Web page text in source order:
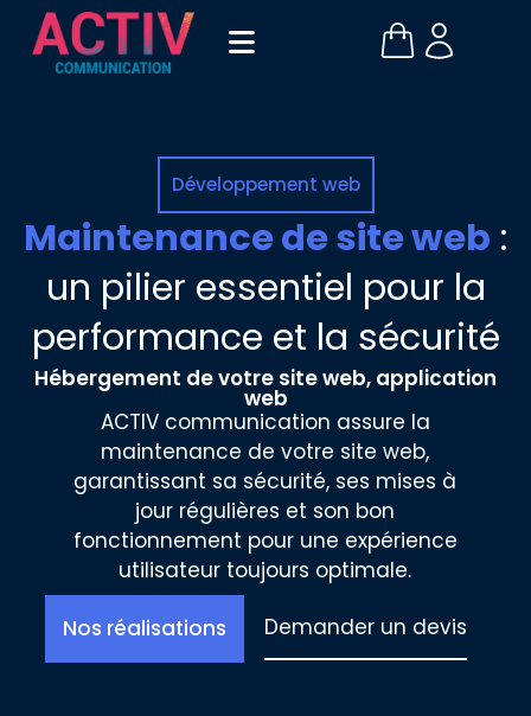
Développement web
Maintenance de site web :
un pilier essentiel pour la
performance et la sécurité
Hébergement de votre site web, application
web
ACTIV communication assure la
maintenance de votre site web,
garantissant sa sécurité, ses mises à
jour régulières et son bon
fonctionnement pour une expérience
utilisateur toujours optimale.
Nos réalisations Demander un devis